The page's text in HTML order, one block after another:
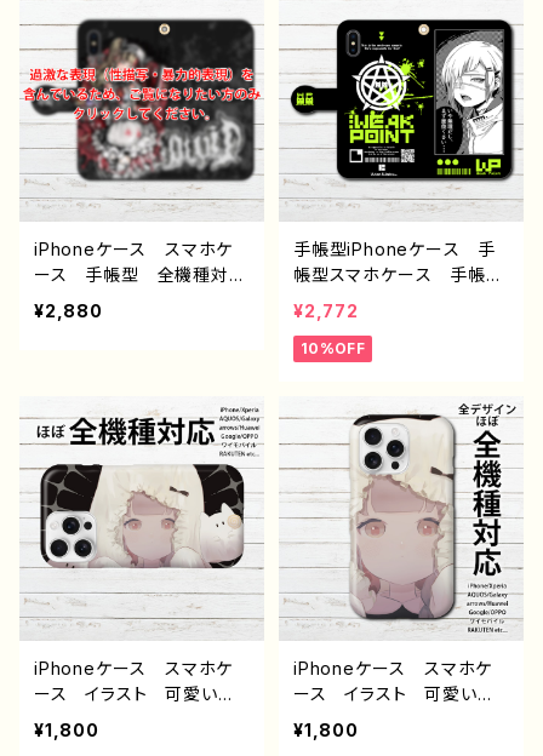
hone17/16/15/14/13 AQ
UOS Xperia Googlep
ixel Android アンドロ
イド ケース ピアス タト
ゥー 黒髪 銀髪 白髪
ミニスカート 生足 フー
ド パーカー 個性的 お
すすめ 人気 イラストレ
ーター クリエイター タイ
トル：メデューサ 作：nero
メンズ レディース 女
子 iPhone15/14/13/12/11
AQUOS sense 4 5 6
Xperia Googlepixel
Galaxy Android アンド
ロイド ケース 個性的
おすすめ 和風 和服 着
物 和モダン 狐面 人
気 イラストレーター クリ
エイター 絵師 グッズ
作：romiy
iPhoneケース スマホケ
ース 手帳型 全機種対
応 イラスト 可愛い女の
子 かっこいい女子 おし
16/15/14/13 AQUOS X
peria Googlepixel An
droid アンドロイド ケー
ス 黒髪 金髪 ツインテ
ール メイド服 ゴシッ
ク ピアス 個性的 おす
すめ 人気 イラストレー
ター クリエイター 絵
師 オリジナル デザイ
ン グッズ タイトル：メイ
ド 作：nero
¥2,880
手帳型iPhoneケース 手
帳型スマホケース 手帳
型 全機種対応 かっこい
い女子 クール おしゃ
れ イラスト 病みかわい
13/12/11 AQUOS Xperi
a Googlepixel Galaxy
おすすめ 個性的 And
roid アンドロイド ケー
ス 人気 イラストレータ
ー 絵師 クリエイター
オリジナル デザイン グッ
ズ タイトル：WEAKPOINT
作：柴田ヰコ G-6
¥2,772
10%OFF
iPhoneケース スマホケ
ース イラスト 可愛い女
の子 かわいい おしゃれ
服 エモい 美しい ノス
¥1,800
iPhoneケース スマホケ
ース イラスト 可愛い女
の子 かわいい おしゃれ
服 エモい 美しい ノス
¥1,800